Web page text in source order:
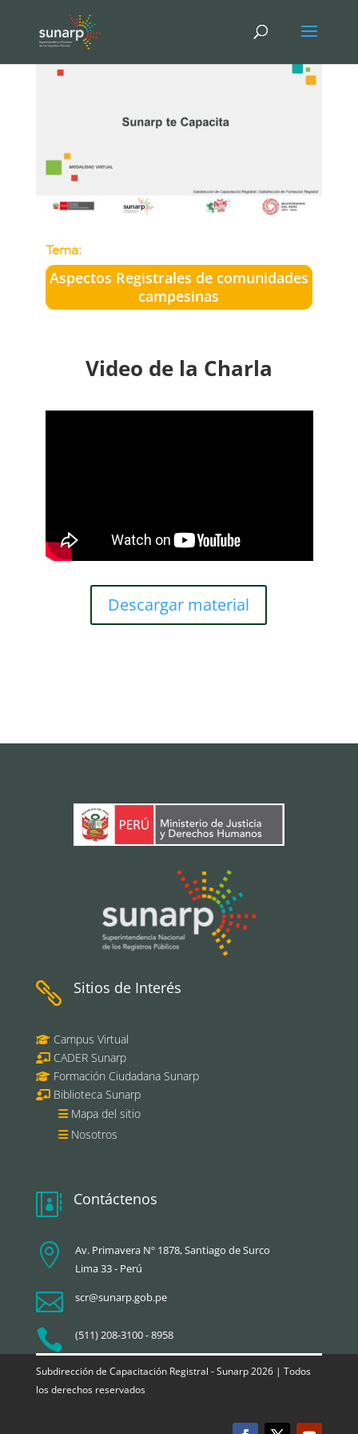
Tema:
Aspectos Registrales de comunidades
campesinas
Video de la Charla
Descargar material
 Sitios de Interés
Campus Virtual
CADER Sunarp
Formación Ciudadana Sunarp
Biblioteca Sunarp
Mapa del sitio
Nosotros
 Contáctenos

Av. Primavera Nº 1878, Santiago de Surco
Lima 33 - Perú
 scr@sunarp.gob.pe
 (511) 208-3100 - 8958
Subdirección de Capacitación Registral - Sunarp 2026 | Todos
los derechos reservados